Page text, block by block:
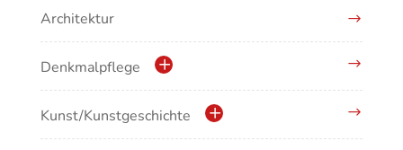
Architektur
Denkmalpflege
Kulturdenkmale in Baden-Württemberg
Kunst/Kunstgeschichte